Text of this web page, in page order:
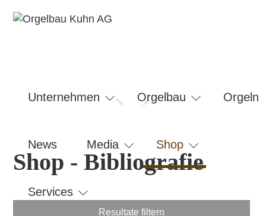
überspringen
Unternehmen Orgelbau Orgeln
News Media Shop
Services
Shop - Bibliografie